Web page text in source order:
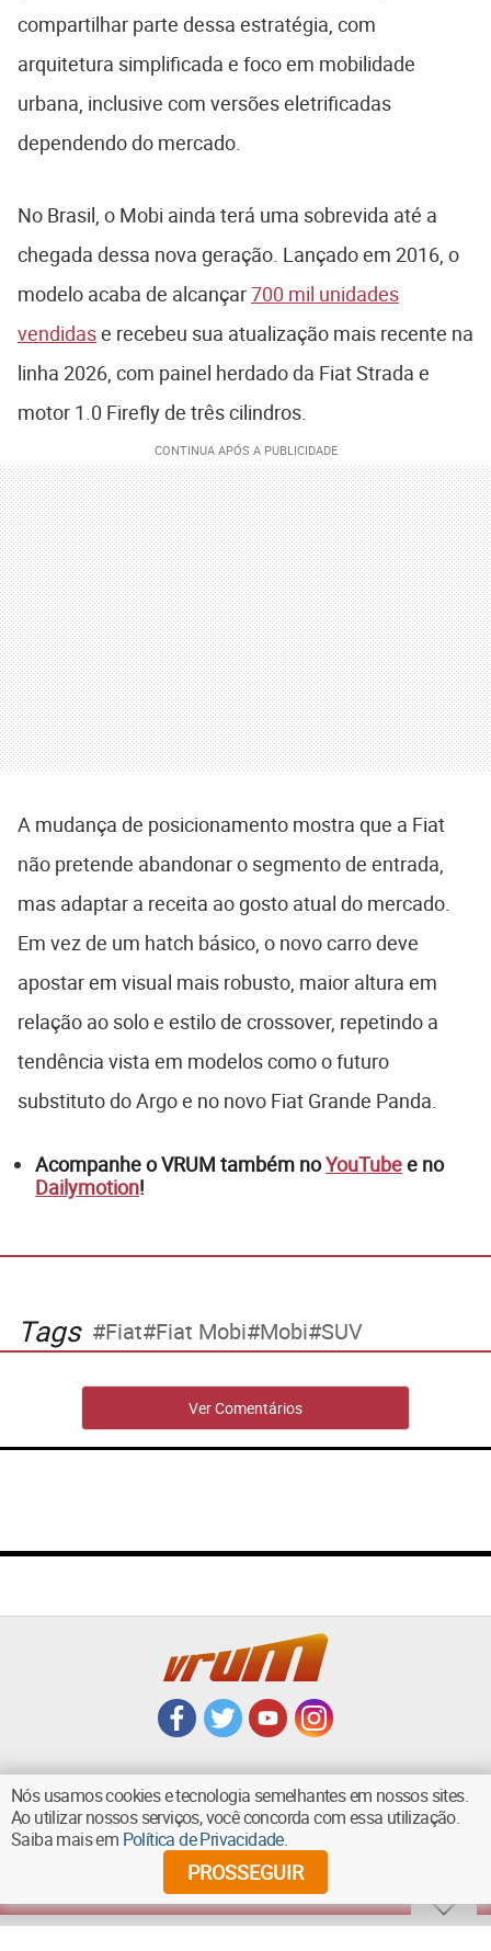
compartilhar parte dessa estratégia, com
arquitetura simplificada e foco em mobilidade
urbana, inclusive com versões eletrificadas
dependendo do mercado.
No Brasil, o Mobi ainda terá uma sobrevida até a
chegada dessa nova geração. Lançado em 2016, o
modelo acaba de alcançar700 mil unidades
vendidase recebeu sua atualização mais recente na
linha 2026, com painel herdado da Fiat Strada e
motor 1.0 Firefly de três cilindros.
A mudança de posicionamento mostra que a Fiat
não pretende abandonar o segmento de entrada,
mas adaptar a receita ao gosto atual do mercado.
Em vez de um hatch básico, o novo carro deve
apostar em visual mais robusto, maior altura em
relação ao solo e estilo de crossover, repetindo a
tendência vista em modelos como o futuro
substituto do Argo e no novo Fiat Grande Panda.
Acompanhe o VRUM também noYouTubee no
Dailymotion!
Tags Fiat Fiat Mobi Mobi SUV
Ver Comentários
VOLTAR AO TOPO
Diários Associados - Todos os direitos reservados
Nós usamos cookies e tecnologia semelhantes em nossos sites.
Ao utilizar nossos serviços, você concorda com essa utilização.
Saiba mais em Política de Privacidade.
PROSSEGUIR